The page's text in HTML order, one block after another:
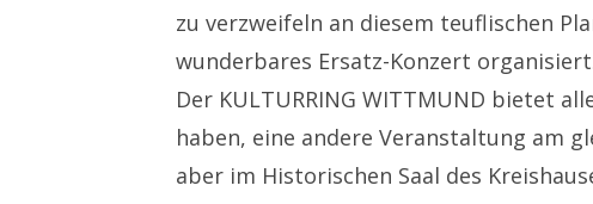
zu verzweifeln an diesem teuflischen
wunderbares Ersatz-Konzert
Der KULTURRING WITTMUND bietet
haben, eine andere Veranstaltung am
aber im Historischen Saal des